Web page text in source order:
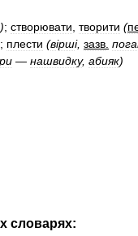
); створювати творити (
; плести (вірші, зазв
— нашвидку, абияк)
словарях: